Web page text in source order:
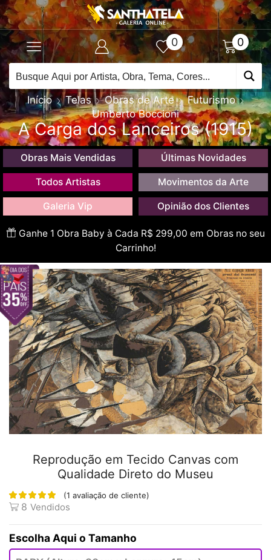
0 0
Início Telas Obras de Arte
Futurismo
Umberto Boccioni
A Carga dos Lanceiros (1915)
Obras Mais Vendidas Últimas Novidades
Todos Artistas Movimentos da Arte
Galeria Vip Opinião dos Clientes
Ganhe 1 Obra Baby à Cada R$ 299,00 em Obras no seu
Carrinho!
Reprodução em Tecido Canvas com
Qualidade Direto do Museu
(1 avaliação de cliente)
8 Vendidos
Tamanho